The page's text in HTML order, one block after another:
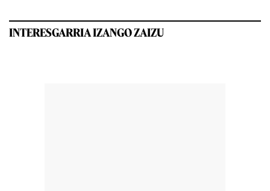
INTERESGARRIA IZANGO ZAIZU